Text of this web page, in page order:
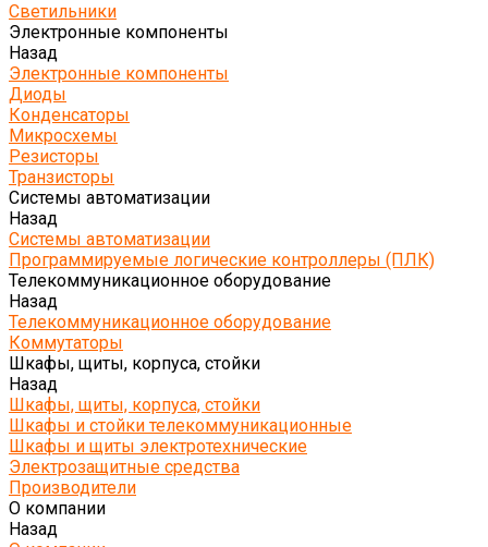
Светильники
Электронные компоненты
Назад
Электронные компоненты
Диоды
Конденсаторы
Микросхемы
Резисторы
Транзисторы
Системы автоматизации
Назад
Системы автоматизации
Программируемые логические контроллеры (ПЛК)
Телекоммуникационное оборудование
Назад
Телекоммуникационное оборудование
Коммутаторы
Шкафы, щиты, корпуса, стойки
Назад
Шкафы, щиты, корпуса, стойки
Шкафы и стойки телекоммуникационные
Шкафы и щиты электротехнические
Электрозащитные средства
Производители
О компании
Назад